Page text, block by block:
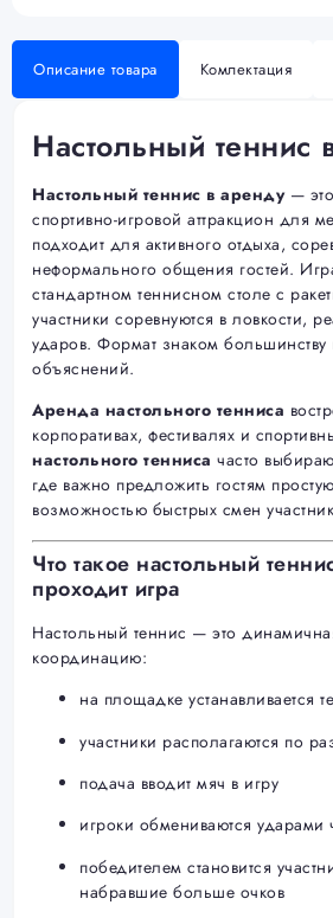
Описание товара Комлектация
Настольный теннис
Настольный теннис в аренду— это
спортивно-игровой аттракцион для
подходит для активного отдыха,
неформального общения гостей.
стандартном теннисном столе с
участники соревнуются в ловкости,
ударов. Формат знаком большинству
объяснений.
Аренда настольного тенниса
корпоративах, фестивалях и
настольного тенниса часто
где важно предложить гостям
возможностью быстрых смен
Что такое настольный
проходит игра
Настольный теннис — это
координацию:
на площадке устанавливается
участники располагаются по
подача вводит мяч в игру
игроки обмениваются ударами
победителем становится
набравшие больше очков